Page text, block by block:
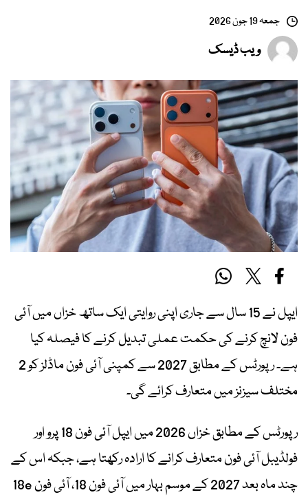
جمعہ 19 جون 2026
ویب ڈیسک
ایپل نے 15 سال سے جاری اپنی روایتی ایک ساتھ خزاں میں آئی
فون لانچ کرنے کی حکمت عملی تبدیل کرنے کا فیصلہ کیا
ہے۔ رپورٹس کے مطابق 2027 سے کمپنی آئی فون ماڈلز کو 2
مختلف سیزنز میں متعارف کرائے گی۔
رپورٹس کے مطابق خزاں 2026 میں ایپل آئی فون 18 پرو اور
فولڈیبل آئی فون متعارف کرانے کا ارادہ رکھتا ہے، جبکہ اس کے
چند ماہ بعد 2027 کے موسم بہار میں آئی فون 18، آئی فون 18e